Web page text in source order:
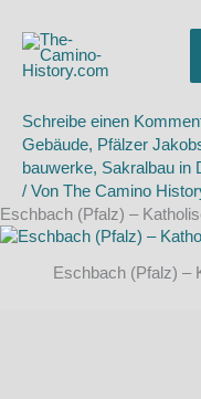
Inhalt
springen
Schreibe einen
Gebäude, Pfälzer
bauwerke, Sakralbau in
/ Von The Camino
Eschbach (Pfalz) –
Eschbach (Pfalz) –